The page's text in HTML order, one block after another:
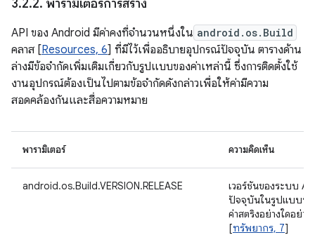
3.2.2. พารามิเตอร์การสร้าง
API ของ Android มีค่าคงที่จํานวนหนึ่งใน android.os.Build
คลาส [Resources, 6] ที่มีไว้เพื่ออธิบายอุปกรณ์ปัจจุบัน ตารางด้าน
ล่างมีข้อจำกัดเพิ่มเติมเกี่ยวกับรูปแบบของค่าเหล่านี้ ซึ่งการติดตั้งใช้
งานอุปกรณ์ต้องเป็นไปตามข้อจำกัดดังกล่าวเพื่อให้ค่ามีความ
สอดคล้องกันและสื่อความหมาย
พารามิเตอร์ ความคิดเห็น
android.os.Build.VERSION.RELEASE
เวอร์ชันของระบบ
ปัจจุบันในรูปแบบที่
ค่าสตริงอย่างใดอย่า
[ทรัพยากร, 7]